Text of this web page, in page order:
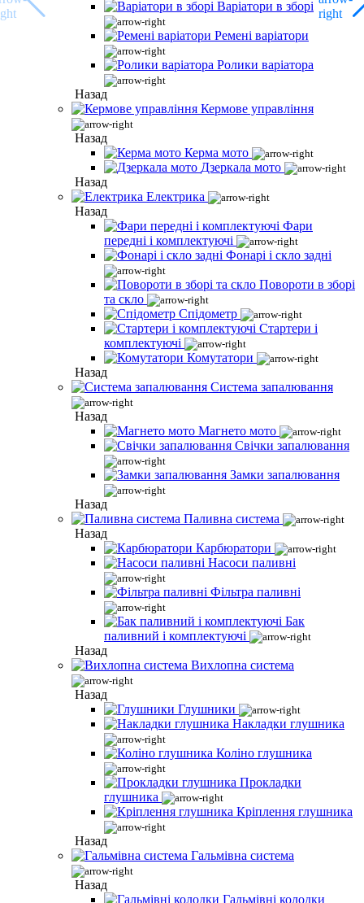
Варіатори в зборі
Ремені варіатори
Ролики варіатора
Назад
Кермове управління
Назад
Керма мото
Дзеркала мото
Назад
Електрика
Назад
Фари
передні і комплектуючі
Фонарі і скло задні
Повороти в зборі
та скло
Спідометр
Стартери і
комплектуючі
Комутатори
Назад
Система запалювання
Назад
Магнето мото
Свічки запалювання
Замки запалювання
Назад
Паливна система
Назад
Карбюратори
Насоси паливні
Фільтра паливні
Бак
паливний і комплектуючі
Назад
Вихлопна система
Назад
Глушники
Накладки глушника
Коліно глушника
Прокладки
глушника
Кріплення глушника
Назад
Гальмівна система
Назад
Гальмівні колодки